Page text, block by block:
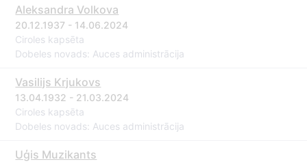
Aleksandra Volkova
20.12.1937 - 14.06.2024
Ciroles kapsēta
Dobeles novads: Auces administrācija
Vasilijs Krjukovs
13.04.1932 - 21.03.2024
Ciroles kapsēta
Dobeles novads: Auces administrācija
Uģis Muzikants